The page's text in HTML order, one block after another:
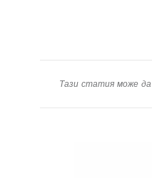
Тази статия може